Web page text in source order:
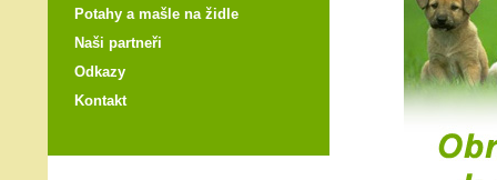
Potahy a mašle na židle
Naši partneři
Odkazy
Kontakt